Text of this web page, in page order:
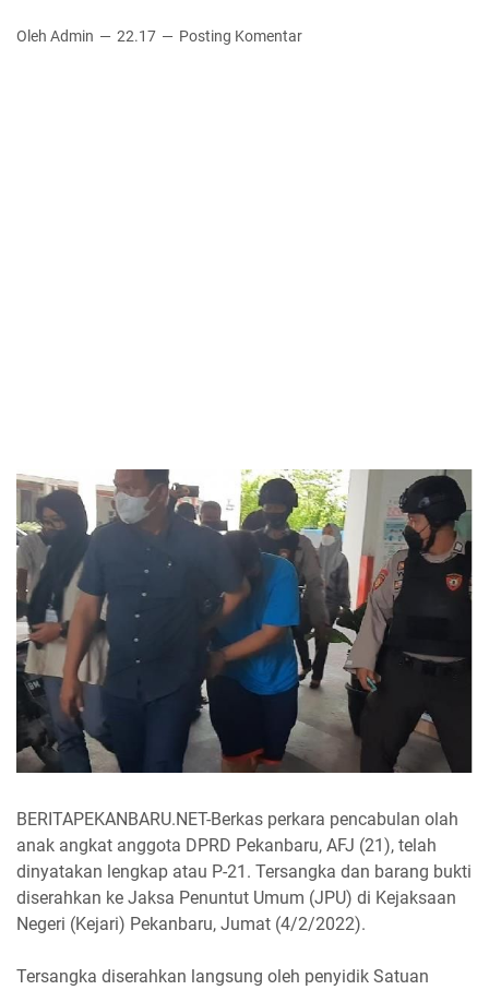
Oleh Admin 22.17 Posting Komentar
BERITAPEKANBARU.NET-Berkas perkara pencabulan olah
anak angkat anggota DPRD Pekanbaru, AFJ (21), telah
dinyatakan lengkap atau P-21. Tersangka dan barang bukti
diserahkan ke Jaksa Penuntut Umum (JPU) di Kejaksaan
Negeri (Kejari) Pekanbaru, Jumat (4/2/2022).
Tersangka diserahkan langsung oleh penyidik Satuan